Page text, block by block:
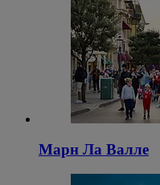
Марн Ла Валле